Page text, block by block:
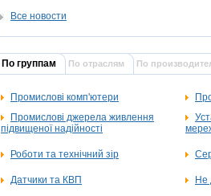
Все новости
По группам По отраслям По
Промислові комп'ютери
Промислові джерела живлення
підвищеної надійності
Роботи та технічний зір
Датчики та КВП Не